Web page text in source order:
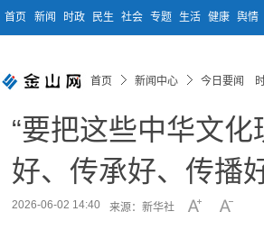
首页 新闻 时政 民生 社会 专题 生活 健康 舆情
首页 新闻中心 今日要闻
“要把这些中华文化
好、传承好、传播
2026-06-02 14:40 来源：新华社